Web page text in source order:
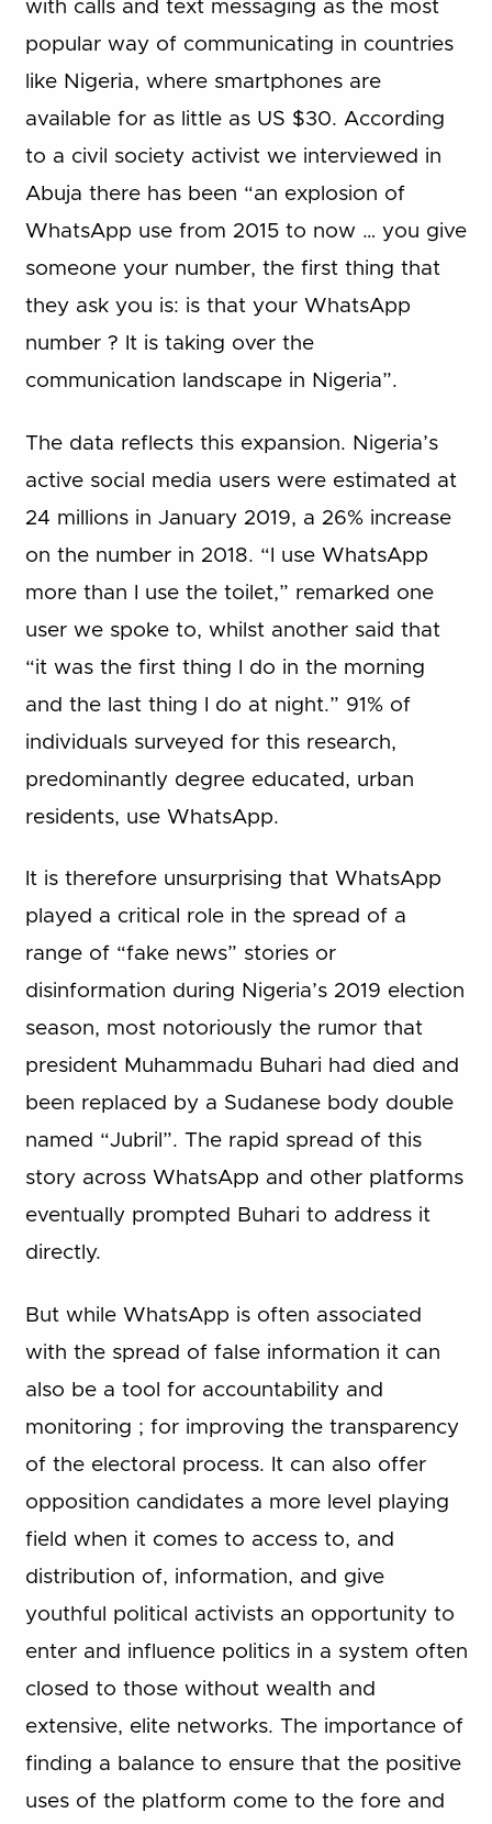
with calls and text messaging as the most
popular way of communicating in countries
like Nigeria, where smartphones are
available for as little as US $30. According
to a civil society activist we interviewed in
Abuja there has been “an explosion of
WhatsApp use from 2015 to now … you give
someone your number, the first thing that
they ask you is: is that your WhatsApp
number ? It is taking over the
communication landscape in Nigeria”.
The data reflects this expansion. Nigeria’s
active social media users were estimated at
24 millions in January 2019, a 26% increase
on the number in 2018. “I use WhatsApp
more than I use the toilet,” remarked one
user we spoke to, whilst another said that
“it was the first thing I do in the morning
and the last thing I do at night.” 91% of
individuals surveyed for this research,
predominantly degree educated, urban
residents, use WhatsApp.
It is therefore unsurprising that WhatsApp
played a critical role in the spread of a
range of “fake news” stories or
disinformation during Nigeria’s 2019 election
season, most notoriously the rumor that
president Muhammadu Buhari had died and
been replaced by a Sudanese body double
named “Jubril”. The rapid spread of this
story across WhatsApp and other platforms
eventually prompted Buhari to address it
directly.
But while WhatsApp is often associated
with the spread of false information it can
also be a tool for accountability and
monitoring ; for improving the transparency
of the electoral process. It can also offer
opposition candidates a more level playing
field when it comes to access to, and
distribution of, information, and give
youthful political activists an opportunity to
enter and influence politics in a system often
closed to those without wealth and
extensive, elite networks. The importance of
finding a balance to ensure that the positive
uses of the platform come to the fore and